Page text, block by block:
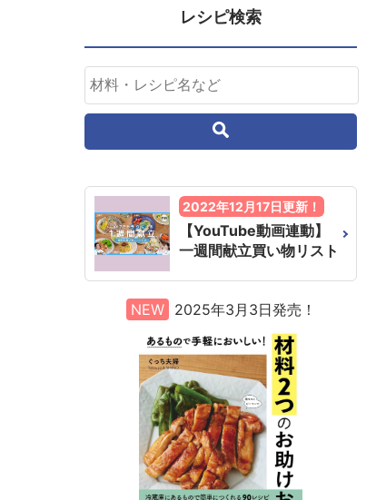
レシピ検索
2022年12月17日更新！
【YouTube動画連動】
一週間献立買い物リスト
NEW 2025年3月3日発売！